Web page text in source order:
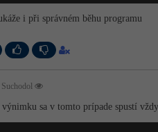
i při správném běhu programu
sa v tomto prípade spustí